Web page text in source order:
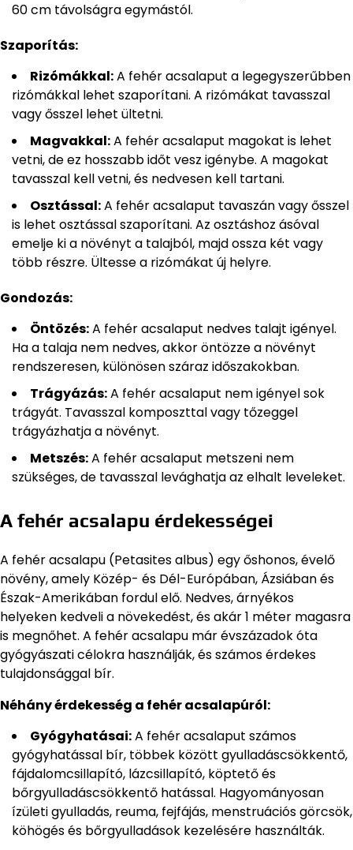
60 cm távolságra egymástól.
Szaporítás:
Rizómákkal:A fehér acsalaput a legegyszerűbben
rizómákkal lehet szaporítani. A rizómákat tavasszal
vagy ősszel lehet ültetni.
Magvakkal:A fehér acsalaput magokat is lehet
vetni, de ez hosszabb időt vesz igénybe. A magokat
tavasszal kell vetni, és nedvesen kell tartani.
Osztással:A fehér acsalaput tavaszán vagy ősszel
is lehet osztással szaporítani. Az osztáshoz ásóval
emelje ki a növényt a talajból, majd ossza két vagy
több részre. Ültesse a rizómákat új helyre.
Gondozás:
Öntözés:A fehér acsalaput nedves talajt igényel.
Ha a talaja nem nedves, akkor öntözze a növényt
rendszeresen, különösen száraz időszakokban.
Trágyázás:A fehér acsalaput nem igényel sok
trágyát. Tavasszal komposzttal vagy tőzeggel
trágyázhatja a növényt.
Metszés:A fehér acsalaput metszeni nem
szükséges, de tavasszal levághatja az elhalt leveleket.
A fehér acsalapu érdekességei
A fehér acsalapu (Petasites albus) egy őshonos, évelő
növény, amely Közép- és Dél-Európában, Ázsiában és
Észak-Amerikában fordul elő. Nedves, árnyékos
helyeken kedveli a növekedést, és akár 1 méter magasra
is megnőhet. A fehér acsalapu már évszázadok óta
gyógyászati célokra használják, és számos érdekes
tulajdonsággal bír.
Néhány érdekesség a fehér acsalapúról:
Gyógyhatásai:A fehér acsalaput számos
gyógyhatással bír, többek között gyulladáscsökkentő,
fájdalomcsillapító, lázcsillapító, köptető és
bőrgyulladáscsökkentő hatással. Hagyományosan
ízületi gyulladás, reuma, fejfájás, menstruációs görcsök,
köhögés és bőrgyulladások kezelésére használták.